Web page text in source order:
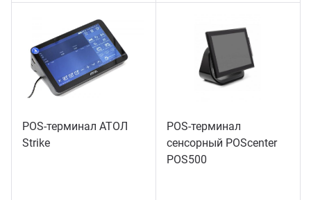
POS-терминал АТОЛ
Strike
POS-терминал
сенсорный POScenter
POS500